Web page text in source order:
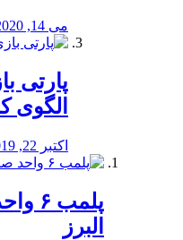
می 14, 2020
پارتی
الگوی
اکتبر 22, 2019
البرز